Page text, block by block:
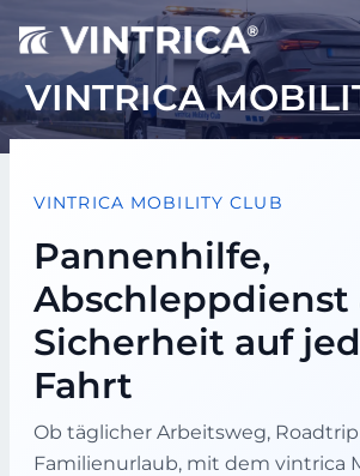
VINTRICA
VINTRICA MOBILITY CLUB
Pannenhilfe,
Abschleppdienst
Sicherheit auf
Fahrt
Ob täglicher Arbeitsweg,
Familienurlaub, mit dem vintrica